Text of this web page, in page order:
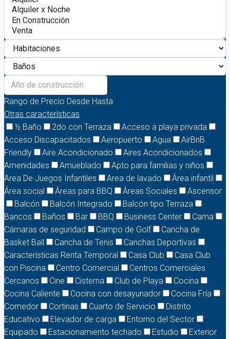
Rango de Precio Desde Hasta
Otras características
½ Baño
2do con Terraza
Acceso a playa privada
Acceso Discapacitados
Aeropuerto Agua
AirBnB
Friendly
Aire Acondicionado
Aires Acondicionados
Amenidades
Amueblado
Apto para familias y niños
Area De Juegos Infantiles
Area de lavado
Área infantil
Área social
Áreas para BBQ Áreas Sociales
Ascensor
Balcón
Balcón Integrado
Balcón tipo Terraza
Bancos
Baños Bar BBQ Business Center
Cama
Cámaras de seguridad
Campo de Golf
Cancha de
Basket Ball
Cancha de Tenis
Canchas Deportivas
Características Renta Temporal
Casa Club
Casa Club
con Piscina
Centro Comercial
Centros Comerciales
Cercanos
Cine Cisterna Club de Playa
Cocina
Cocina Caliente
Cocina con desayunador
Cocina Fría
Comedor
Cortinas Cuarto de Servicio
Distrito
Educativo
Elevador de carga
Entorno del Sector
Equipado
Estacionamiento techado Estudio
Exterior